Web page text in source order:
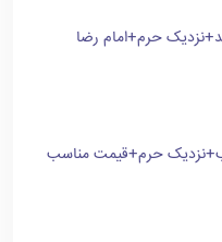
حرم+امام رضا
حرم+قیمت مناسب